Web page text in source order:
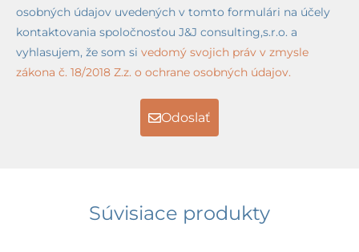
osobných údajov uvedených v tomto formulári na účely
kontaktovania spoločnosťou J&J consulting,s.r.o. a
vyhlasujem, že som si vedomý svojich práv v zmysle
zákona č. 18/2018 Z.z. o ochrane osobných údajov.
Odoslať
Súvisiace produkty